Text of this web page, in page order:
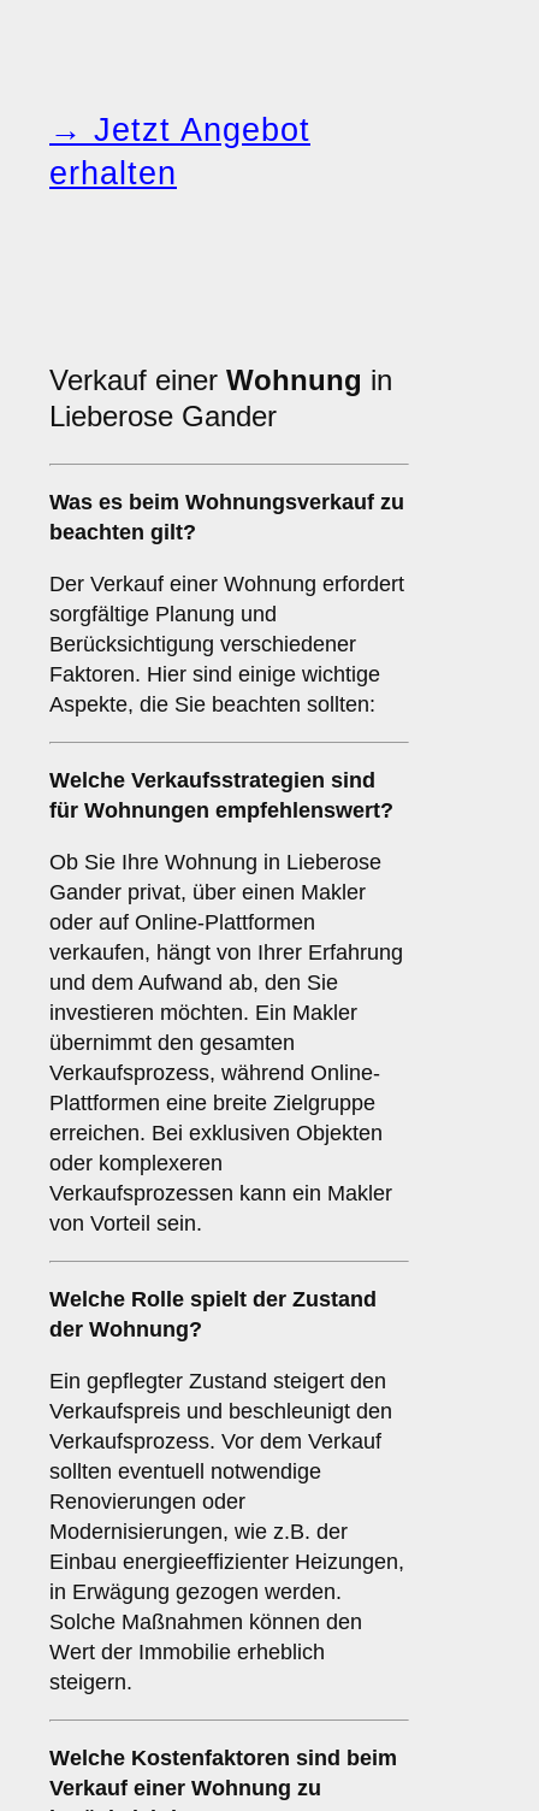
→ Jetzt Angebot
erhalten
Verkauf einer Wohnung in
Lieberose Gander
Was es beim Wohnungsverkauf zu
beachten gilt?
Der Verkauf einer Wohnung erfordert
sorgfältige Planung und
Berücksichtigung verschiedener
Faktoren. Hier sind einige wichtige
Aspekte, die Sie beachten sollten:
Welche Verkaufsstrategien sind
für Wohnungen empfehlenswert?
Ob Sie Ihre Wohnung in Lieberose
Gander privat, über einen Makler
oder auf Online-Plattformen
verkaufen, hängt von Ihrer Erfahrung
und dem Aufwand ab, den Sie
investieren möchten. Ein Makler
übernimmt den gesamten
Verkaufsprozess, während Online-
Plattformen eine breite Zielgruppe
erreichen. Bei exklusiven Objekten
oder komplexeren
Verkaufsprozessen kann ein Makler
von Vorteil sein.
Welche Rolle spielt der Zustand
der Wohnung?
Ein gepflegter Zustand steigert den
Verkaufspreis und beschleunigt den
Verkaufsprozess. Vor dem Verkauf
sollten eventuell notwendige
Renovierungen oder
Modernisierungen, wie z.B. der
Einbau energieeffizienter Heizungen,
in Erwägung gezogen werden.
Solche Maßnahmen können den
Wert der Immobilie erheblich
steigern.
Welche Kostenfaktoren sind beim
Verkauf einer Wohnung zu